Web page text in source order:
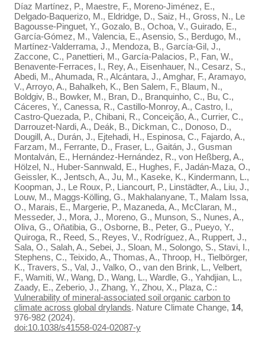
Díaz Martínez, P., Maestre, F., Moreno-Jiménez, E.,
Delgado-Baquerizo, M., Eldridge, D., Saiz, H., Gross, N., Le
Bagousse-Pinguet, Y., Gozalo, B., Ochoa, V., Guirado, E.,
García-Gómez, M., Valencia, E., Asensio, S., Berdugo, M.,
Martínez-Valderrama, J., Mendoza, B., García-Gil, J.,
Zaccone, C., Panettieri, M., García-Palacios, P., Fan, W.,
Benavente-Ferraces, I., Rey, A., Eisenhauer, N., Cesarz, S.,
Abedi, M., Ahumada, R., Alcántara, J., Amghar, F., Aramayo,
V., Arroyo, A., Bahalkeh, K., Ben Salem, F., Blaum, N.,
Boldgiv, B., Bowker, M., Bran, D., Branquinho, C., Bu, C.,
Cáceres, Y., Canessa, R., Castillo-Monroy, A., Castro, I.,
Castro-Quezada, P., Chibani, R., Conceição, A., Currier, C.,
Darrouzet-Nardi, A., Deák, B., Dickman, C., Donoso, D.,
Dougill, A., Durán, J., Ejtehadi, H., Espinosa, C., Fajardo, A.,
Farzam, M., Ferrante, D., Fraser, L., Gaitán, J., Gusman
Montalván, E., Hernández-Hernández, R., von Heßberg, A.,
Hölzel, N., Huber-Sannwald, E., Hughes, F., Jadán-Maza, O.,
Geissler, K., Jentsch, A., Ju, M., Kaseke, K., Kindermann, L.,
Koopman, J., Le Roux, P., Liancourt, P., Linstädter, A., Liu, J.,
Louw, M., Maggs-Kölling, G., Makhalanyane, T., Malam Issa,
O., Marais, E., Margerie, P., Mazaneda, A., McClaran, M.,
Messeder, J., Mora, J., Moreno, G., Munson, S., Nunes, A.,
Oliva, G., Oñatibia, G., Osborne, B., Peter, G., Pueyo, Y.,
Quiroga, R., Reed, S., Reyes, V., Rodríguez, A., Ruppert, J.,
Sala, O., Salah, A., Sebei, J., Sloan, M., Solongo, S., Stavi, I.,
Stephens, C., Teixido, A., Thomas, A., Throop, H., Tielbörger,
K., Travers, S., Val, J., Valko, O., van den Brink, L., Velbert,
F., Wamiti, W., Wang, D., Wang, L., Wardle, G., Yahdjian, L.,
Zaady, E., Zeberio, J., Zhang, Y., Zhou, X., Plaza, C.:
Vulnerability of mineral-associated soil organic carbon to
climate across global drylands. Nature Climate Change, 14,
976-982 (2024).
doi:10.1038/s41558-024-02087-y